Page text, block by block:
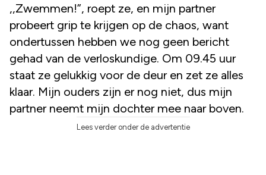
,,Zwemmen!”, roept ze, en mijn partner
probeert grip te krijgen op de chaos, want
ondertussen hebben we nog geen bericht
gehad van de verloskundige. Om 09.45 uur
staat ze gelukkig voor de deur en zet ze alles
klaar. Mijn ouders zijn er nog niet, dus mijn
partner neemt mijn dochter mee naar boven.
Lees verder onder de advertentie